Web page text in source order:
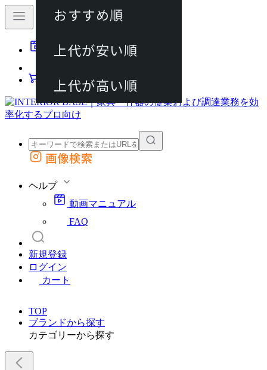
動画マニュアル
カート
外部サイトの商品をカートに追加
画像検索
ヘルプ
動画マニュアル
FAQ
新規登録
ログイン
カート
TOP
ブランドから探す
カテゴリーから探す
おすすめ順
上代が安い順
上代が高い順